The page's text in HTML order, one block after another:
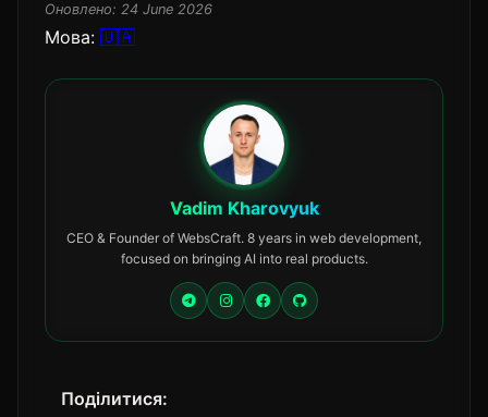
Оновлено: 24 June 2026
Мова: 🇺🇦
Vadim Kharovyuk
CEO & Founder of WebsCraft. 8 years in web development,
focused on bringing AI into real products.
Поділитися: